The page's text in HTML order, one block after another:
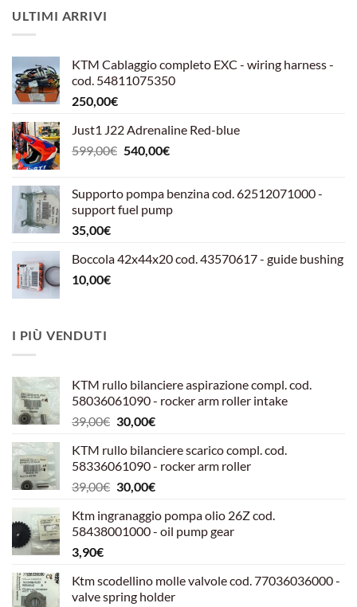
ULTIMI ARRIVI
KTM Cablaggio completo EXC - wiring harness -
cod. 54811075350
250,00€
Just1 J22 Adrenaline Red-blue
599,00€ Il
era:
599,00€.
540,00€Il
è:
540,00€.
Supporto pompa benzina cod. 62512071000 -
support fuel pump
35,00€
Boccola 42x44x20 cod. 43570617 - guide bushing
10,00€
I PIÙ VENDUTI
KTM rullo bilanciere aspirazione compl. cod.
58036061090 - rocker arm roller intake
39,00€ Il
originale
era:
39,00€.
30,00€Il
attuale
è:
30,00€.
KTM rullo bilanciere scarico compl. cod.
58336061090 - rocker arm roller
39,00€ Il
originale
era:
30,00€Il
attuale
è:
Ktm ingranaggio pompa olio 26Z cod.
58438001000 - oil pump gear
3,90€
Ktm scodellino molle valvole cod. 77036036000 -
valve spring holder